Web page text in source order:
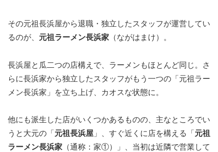
その元祖長浜屋から退職・独立したスタッフが運営してい
るのが、 元祖ラーメン長浜家 （ながはまけ）。
長浜屋と瓜二つの店構えで、ラーメンもほとんど同じ。さ
らに長浜家から独立したスタッフがもう一つの「元祖ラー
メン長浜家」を立ち上げ、カオスな状態に。
他にも派生した店がいくつかあるものの、主なところでい
うと大元の「 元祖長浜屋 」、すぐ近くに店を構える「 元祖
ラーメン長浜家 （通称：家①）」、当初は近隣で営業して